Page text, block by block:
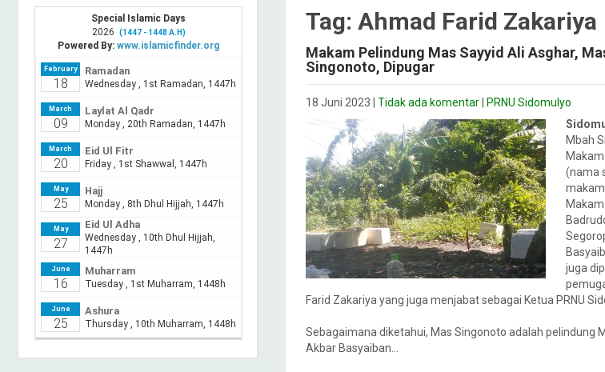
Tag: Ahmad Farid Zakariya
Makam Pelindung Mas Sayyid Ali Asghar,
Singonoto, Dipugar
18 Juni 2023 Tidak ada komentar
PRNU Sidomulyo
Mbah
(nama
juga
Farid Zakariya yang juga menjabat sebagai Ketua PRNU
Sebagaimana diketahui, Mas Singonoto adalah pelindung
Akbar Basyaiban…